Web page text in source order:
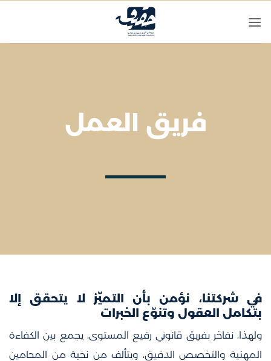
للمحتوى
فريق العمل
ﻓﻲ ﺷﺮﻛﺘﻨﺎ، ﻧﺆﻣﻦ ﺑﺄن اﻟﺘﻤﻴّﺰ ﻻ ﻳﺘﺤﻘﻖ إﻻ
ﺑﺘﻜﺎﻣﻞ اﻟﻌﻘﻮل وﺗﻨﻮّع اﻟﺨﺒﺮات
وﻟﻬﺬا، ﻧﻔﺎﺧﺮ ﺑﻔﺮﻳﻖ ﻗﺎﻧﻮﻧﻲ رﻓﻴﻊ اﻟﻤﺴﺘﻮى، ﻳﺠﻤﻊ ﺑﻴﻦ اﻟﻜﻔﺎءة
اﻟﻤﻬﻨﻴﺔ واﻟﺘﺨﺼﺺ اﻟﺪﻗﻴﻖ، وﻳﺘﺄﻟﻒ ﻣﻦ ﻧﺨﺒﺔ ﻣﻦ اﻟﻤﺤﺎﻣﻴﻦ